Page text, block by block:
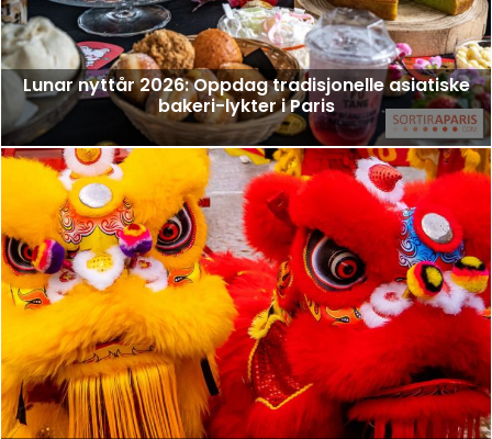
Lunar nyttår 2026: Oppdag tradisjonelle asiatiske
bakeri-lykter i Paris